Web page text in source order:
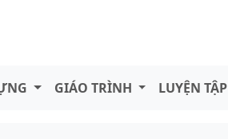
GIÁO TRÌNH LUYỆN TẬP